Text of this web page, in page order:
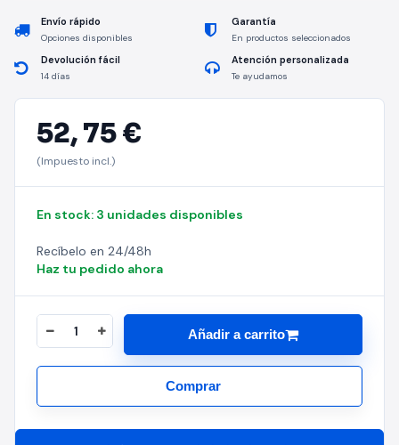
Envío rápido
Opciones disponibles
Garantía
En productos seleccionados
Devolución fácil
14 días
Atención personalizada
Te ayudamos
52,75 €
(Impuesto incl.)
En stock: 3 unidades disponibles
Recíbelo en 24/48h
Haz tu pedido ahora
Añadir a carrito
Comprar